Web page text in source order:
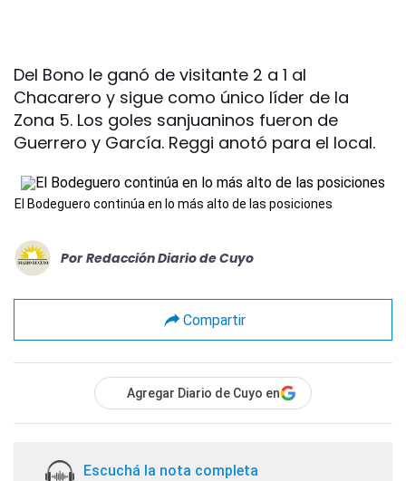
Del Bono le ganó de visitante 2 a 1 al
Chacarero y sigue como único líder de la
Zona 5. Los goles sanjuaninos fueron de
Guerrero y García. Reggi anotó para el local.
El Bodeguero continúa en lo más alto de las posiciones
Por Redacción Diario de Cuyo
Compartir
Agregar Diario de Cuyo en
Escuchá la nota completa